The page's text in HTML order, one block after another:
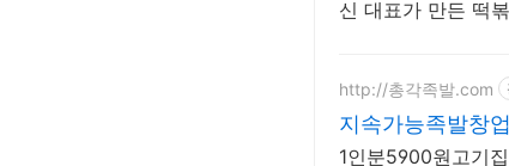
신 대표가 만든 떡
http://총각족발.com
지속가능족발창
1인분5900원고기